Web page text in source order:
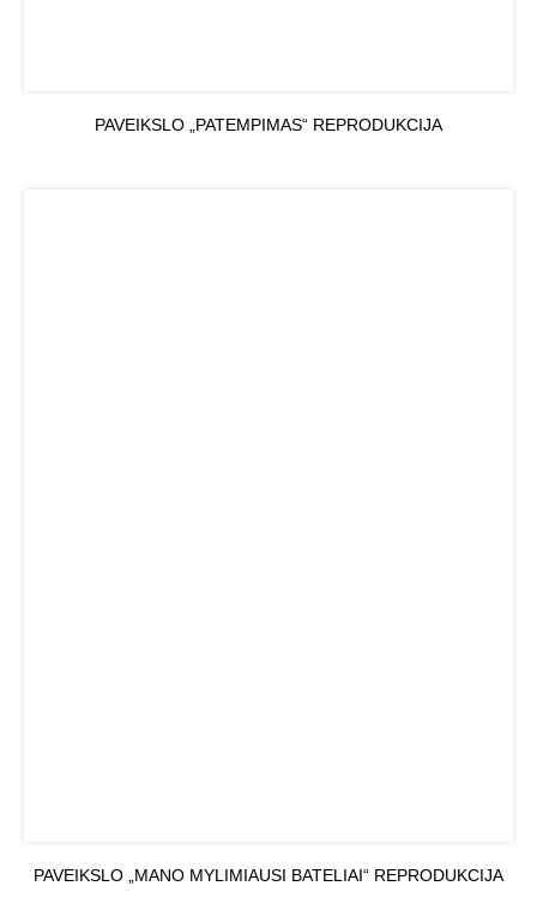
PAVEIKSLO „PATEMPIMAS“ REPRODUKCIJA
PAVEIKSLO „MANO MYLIMIAUSI BATELIAI“ REPRODUKCIJA